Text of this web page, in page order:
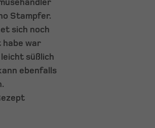
Stampfer.
sich noch
habe war
süßlich
ebenfalls